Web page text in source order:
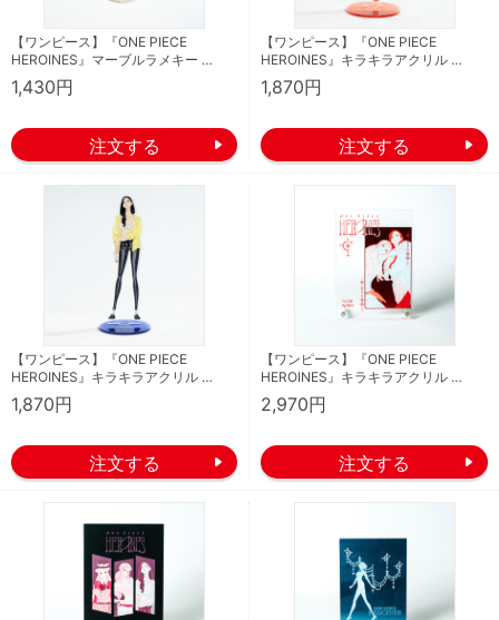
【ワンピース】『ONE PIECE
HEROINES』マーブルラメキー …
1,430円
【ワンピース】『ONE PIECE
HEROINES』キラキラアクリル …
1,870円
【ワンピース】『ONE PIECE
HEROINES』キラキラアクリル …
1,870円
【ワンピース】『ONE PIECE
HEROINES』キラキラアクリル …
2,970円